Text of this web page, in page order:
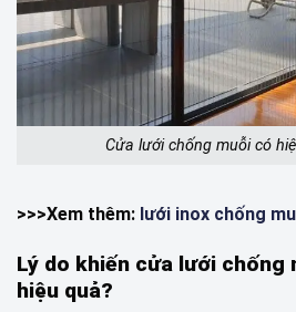
Cửa lưới chống muỗi có
>>>Xem thêm: lưới inox chống
Lý do khiến cửa lưới chống
hiệu quả?